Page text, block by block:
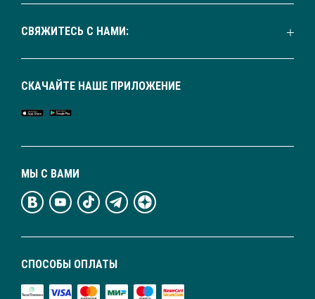
СВЯЖИТЕСЬ С НАМИ:
СПОСОБЫ ОПЛАТЫ
МЫ С ВАМИ
СКАЧАЙТЕ НАШЕ ПРИЛОЖЕНИЕ